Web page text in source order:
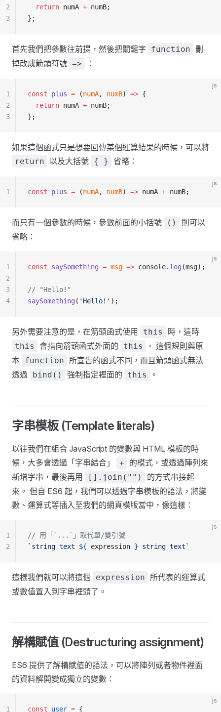
  return
numA + numB;
};
2
3
首先我們把參數往前提，然後把關鍵字 function 刪
掉改成箭頭符號 => ：
js
const plus = (numA, numB) => {
  return
numA + numB;
};
1
2
3
如果這個函式只是想要回傳某個運算結果的時候，可以將
return 以及大括號 { } 省略：
js
const plus = (numA, numB) => numA + numB;
1
而只有一個參數的時候，參數前面的小括號 ()
則可以
省略：
js
const saySomething = msg => console. log (msg);
// "Hello!"
saySomething ( 'Hello!' );
1
2
3
4
另外需要注意的是，在箭頭函式使用 this 時，這時
this 會指向箭頭函式外面的 this
， 這個規則與原
本 function
所宣告的函式不同，而且箭頭函式無法
透過
bind() 強制指定裡面的 this 。
字串模板 (Template literals)
以往我們在組合 JavaScript 的變數與 HTML 模板的時
候，大多會透過「字串結合」
+
的模式，或透過陣列來
新增字串，最後再用
[].join("")
的方式串接起
來。 但自 ES6 起，我們可以透過字串模板的語法，將變
數、運算式等插入至我們的網頁模版當中，像這樣：
js
// 用「`...`」取代單/雙引號
`string text ${ expression } string text`
1
2
這樣我們就可以將這個 expression
所代表的運算式
或數值置入到字串裡頭了。
解構賦值 (Destructuring assignment)
ES6 提供了解構賦值的語法，可以將陣列或者物件裡面
的資料解開變成獨立的變數：
js
const user = {
1